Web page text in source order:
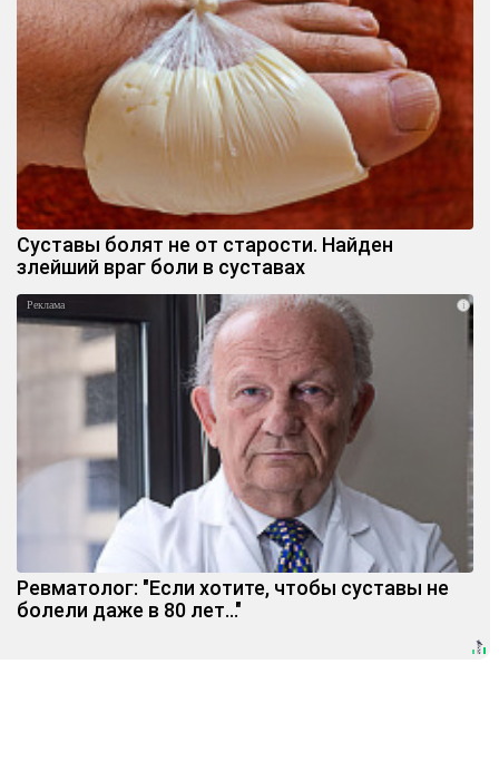
Суставы болят не от старости. Найден
злейший враг боли в суставах
i
Ревматолог: "Если хотите, чтобы суставы не
болели даже в 80 лет..."